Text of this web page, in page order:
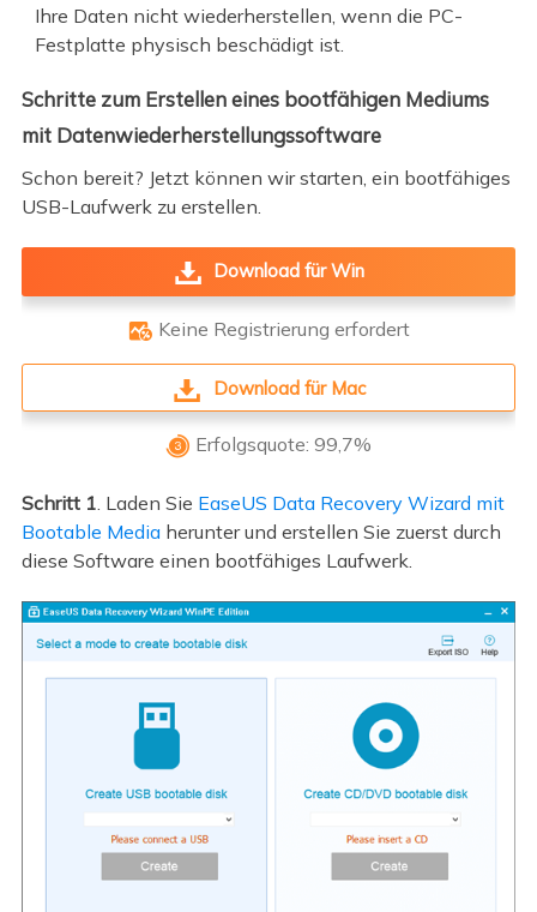
Ihre Daten nicht wiederherstellen, wenn die PC-
Festplatte physisch beschädigt ist.
Schritte zum Erstellen eines bootfähigen Mediums
mit Datenwiederherstellungssoftware
Schon bereit? Jetzt können wir starten, ein bootfähiges
USB-Laufwerk zu erstellen.
Download für Win
 Keine Registrierung erfordert
Download für Mac
 Erfolgsquote: 99,7%
Schritt 1 . Laden Sie EaseUS Data Recovery Wizard mit
Bootable Mediaherunter und erstellen Sie zuerst durch
diese Software einen bootfähiges Laufwerk.